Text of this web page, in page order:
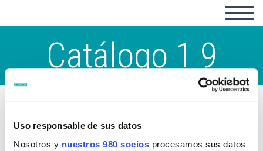
Uso responsable de sus datos
Nosotros y nuestros 980 socios procesamos sus datos
Catálogo 1 9